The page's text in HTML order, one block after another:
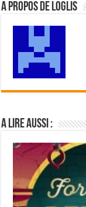
A propos de Loglis
A lire aussi :